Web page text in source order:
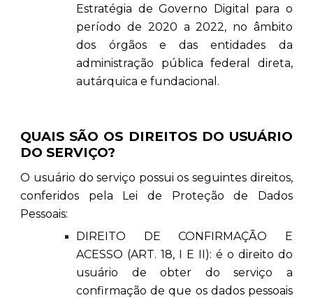
Estratégia de Governo Digital para o
período de 2020 a 2022, no âmbito
dos órgãos e das entidades da
administração pública federal direta,
autárquica e fundacional.
QUAIS SÃO OS DIREITOS DO USUÁRIO
DO SERVIÇO?
O usuário do serviço possui os seguintes direitos,
conferidos pela Lei de Proteção de Dados
Pessoais:
DIREITO DE CONFIRMAÇÃO E
ACESSO (ART. 18, I E II): é o direito do
usuário de obter do serviço a
confirmação de que os dados pessoais